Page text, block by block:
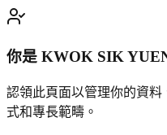
你是 KWOK SIK
認領此頁面以管理你的資
式和專長範疇。